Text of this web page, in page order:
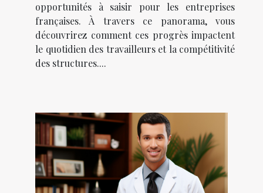
opportunités à saisir pour les entreprises
françaises. À travers ce panorama, vous
découvrirez comment ces progrès impactent
le quotidien des travailleurs et la compétitivité
des structures....